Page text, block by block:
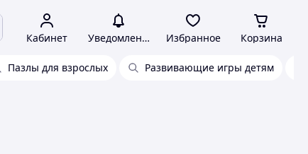
Кабинет Уведомления Избранное Корзина
Пазлы для взрослых Развивающие игры детям